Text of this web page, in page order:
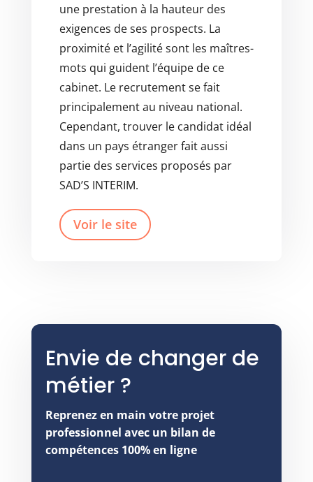
une prestation à la hauteur des
exigences de ses prospects. La
proximité et l’agilité sont les maîtres-
mots qui guident l’équipe de ce
cabinet. Le recrutement se fait
principalement au niveau national.
Cependant, trouver le candidat idéal
dans un pays étranger fait aussi
partie des services proposés par
SAD’S INTERIM.
Voir le site
Envie de changer de
métier ?
Reprenez en main votre projet
professionnel avec un bilan de
compétences 100% en ligne